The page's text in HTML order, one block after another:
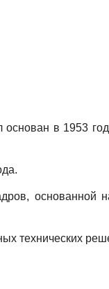
в 1953
основанной
технических